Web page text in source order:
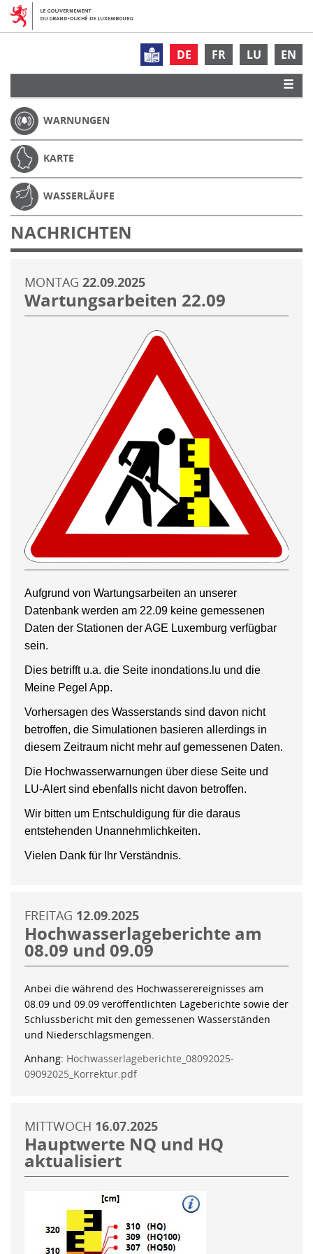
DE FR LU EN
WARNUNGEN
KARTE
WASSERLÄUFE
NACHRICHTEN
MONTAG 22.09.2025
Wartungsarbeiten 22.09
Aufgrund von Wartungsarbeiten an unserer
Datenbank werden am 22.09 keine gemessenen
Daten der Stationen der AGE Luxemburg verfügbar
sein.
Dies betrifft u.a. die Seite inondations.lu und die
Meine Pegel App.
Vorhersagen des Wasserstands sind davon nicht
betroffen, die Simulationen basieren allerdings in
diesem Zeitraum nicht mehr auf gemessenen Daten.
Die Hochwasserwarnungen über diese Seite und
LU-Alert sind ebenfalls nicht davon betroffen.
Wir bitten um Entschuldigung für die daraus
entstehenden Unannehmlichkeiten.
Vielen Dank für Ihr Verständnis.
FREITAG 12.09.2025
Hochwasserlageberichte am
08.09 und 09.09
Anbei die während des Hochwasserereignisses am
08.09 und 09.09 veröffentlichten Lageberichte sowie der
Schlussbericht mit den gemessenen Wasserständen
und Niederschlagsmengen.
Anhang: Hochwasserlageberichte_08092025-
09092025_Korrektur.pdf
MITTWOCH 16.07.2025
Hauptwerte NQ und HQ
aktualisiert